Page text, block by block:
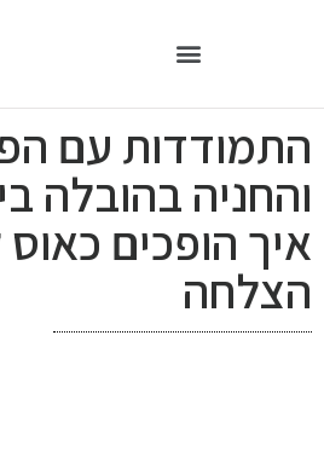
התמודדות עם
והחניה בהובלה
איך הופכים כאוס
הצלחה